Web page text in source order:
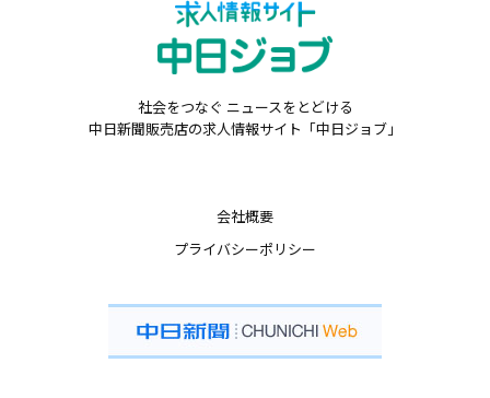
社会をつなぐ ニュースをとどける
中日新聞販売店の求人情報サイト「中日ジョブ」
会社概要
プライバシーポリシー